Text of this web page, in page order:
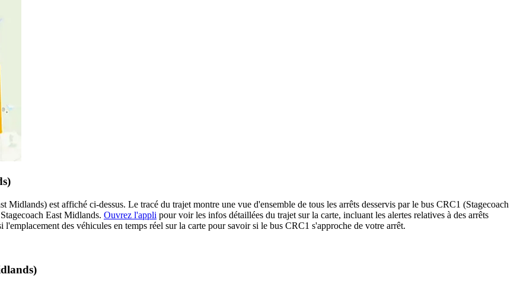
est affiché ci-dessus. Le tracé du trajet montre une vue d'ensemble de tous les arrêts desservis par le bus CRC1 (Stagecoach
East Midlands. Ouvrez l'appli pour voir les infos détaillées du trajet sur la carte, incluant les alertes relatives à des arrêts
des véhicules en temps réel sur la carte pour savoir si le bus CRC1 s'approche de votre arrêt.